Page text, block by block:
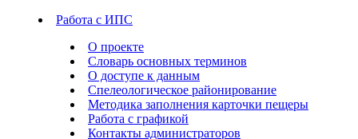
Работа с ИПС
О проекте
Словарь основных терминов
О доступе к данным
Спелеологическое районирование
Методика заполнения карточки пещеры
Работа с графикой
Контакты администраторов